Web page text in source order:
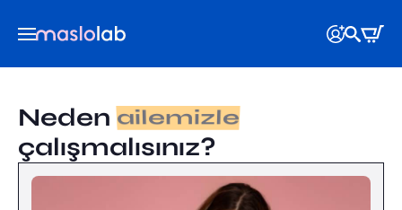
Neden bizimle
çalışmalısınız?